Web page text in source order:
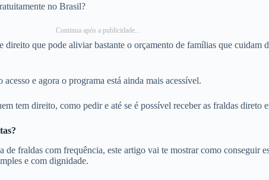
no Brasil?
Continua após a publicidade...
direito que pode aliviar bastante o orçamento de famílias que cuidam
e agora o programa está ainda mais acessível.
tem direito, como pedir e até se é possível receber as fraldas direto
de fraldas com frequência, este artigo vai te mostrar como conseguir
e com dignidade.